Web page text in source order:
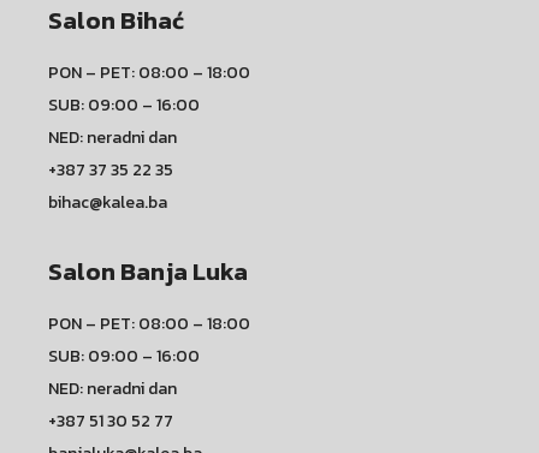
Salon Bihać
PON – PET: 08:00 – 18:00
SUB: 09:00 – 16:00
NED: neradni dan
+387 37 35 22 35
bihac@kalea.ba
Salon Banja Luka
PON – PET: 08:00 – 18:00
SUB: 09:00 – 16:00
NED: neradni dan
+387 51 30 52 77